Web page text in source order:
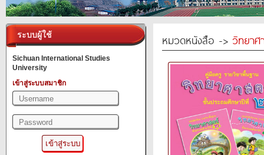
ระบบผู้ใช้
Sichuan International Studies
University
เข้าสู่ระบบสมาชิก
หมวดหนังสือ -> วิทยาศ